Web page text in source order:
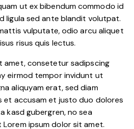
ut ex bibendum commodo id
ligula sed ante blandit volutpat.
vulputate, odio arcu aliquet
risus quis lectus.
amet, consetetur sadipscing
eirmod tempor invidunt ut
aliquyam erat, sed diam
et accusam et justo duo dolores
kasd gubergren, no sea
ipsum dolor sit amet.